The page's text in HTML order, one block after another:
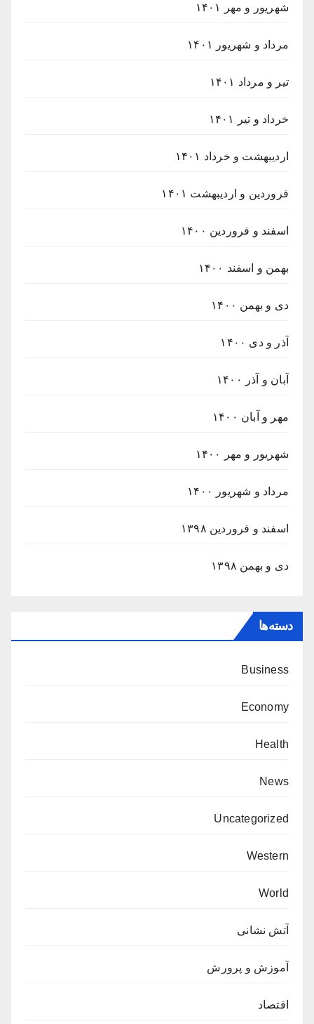
شهریور و مهر ۱۴۰۱
مرداد و شهریور ۱۴۰۱
تیر و مرداد ۱۴۰۱
خرداد و تیر ۱۴۰۱
اردیبهشت و خرداد ۱۴۰۱
فروردین و اردیبهشت ۱۴۰۱
اسفند و فروردین ۱۴۰۰
بهمن و اسفند ۱۴۰۰
دی و بهمن ۱۴۰۰
آذر و دی ۱۴۰۰
آبان و آذر ۱۴۰۰
مهر و آبان ۱۴۰۰
شهریور و مهر ۱۴۰۰
مرداد و شهریور ۱۴۰۰
اسفند و فروردین ۱۳۹۸
دی و بهمن ۱۳۹۸
دسته‌ها
Business
Economy
Health
News
Uncategorized
Western
World
آتش نشانی
آموزش و پرورش
اقتصاد